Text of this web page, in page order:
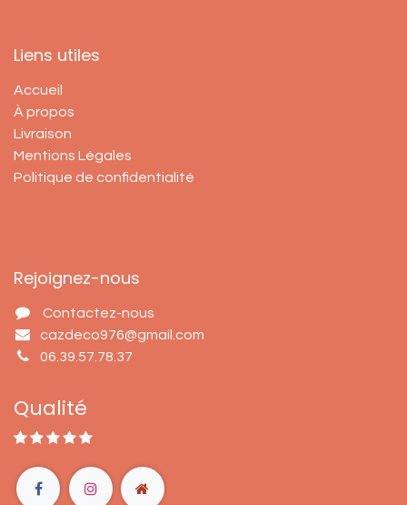
Liens utiles
Accueil
À propos
Livraison
Mentions Légales
Politique de confidentialité
Rejoignez-nous
Contactez-nous
cazdeco976@gmail.com
06.39.57.78.37
Qualité